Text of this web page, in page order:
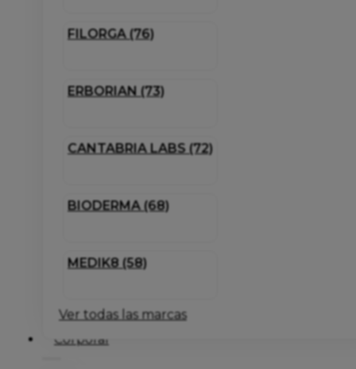
FILORGA (76)
ERBORIAN (73)
CANTABRIA LABS (72)
BIODERMA (68)
MEDIK8 (58)
Ver todas las marcas
Corporal